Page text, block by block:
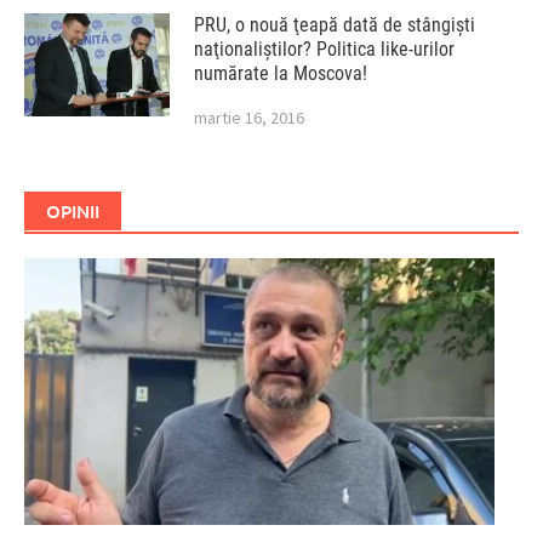
PRU, o nouă ţeapă dată de stângişti
naţionaliştilor? Politica like-urilor
numărate la Moscova!
martie 16, 2016
OPINII